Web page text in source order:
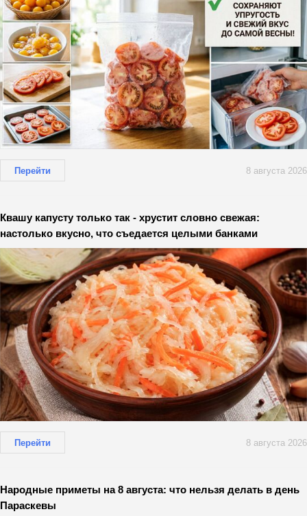
Перейти 8 августа 2026
Квашу капусту только так - хрустит словно свежая:
настолько вкусно, что съедается целыми банками
Перейти 8 августа 2026
Народные приметы на 8 августа: что нельзя делать в день
Параскевы